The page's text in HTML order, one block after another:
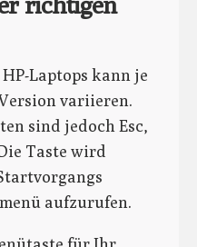
Laptops kann je
variieren.
sind jedoch Esc,
Taste wird
aufzurufen.